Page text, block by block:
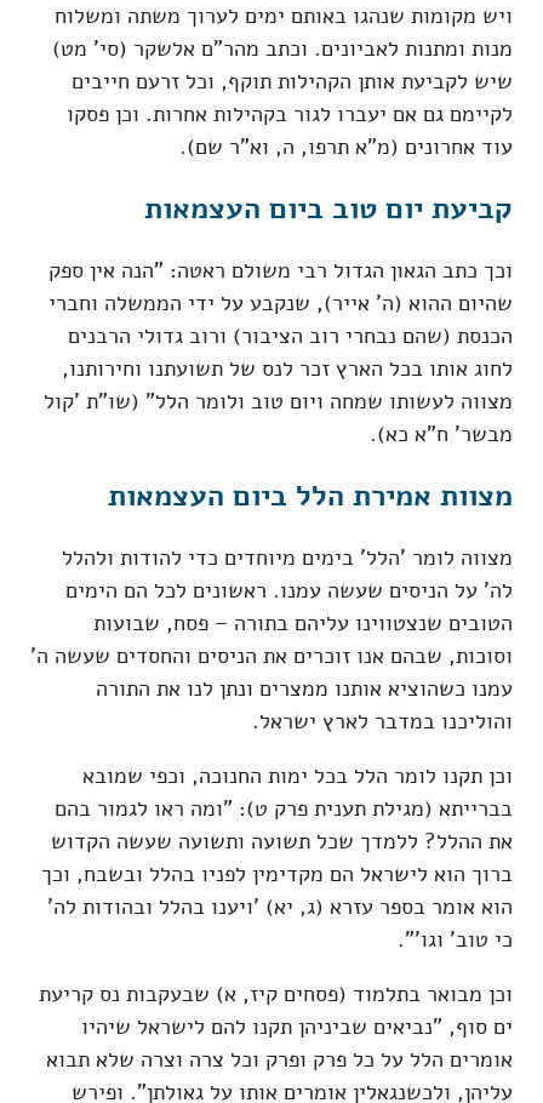
ויש מקומות שנהגו באותם ימים לערוך משתה ומשלוח
מנות ומתנות לאביונים. וכתב מהר"ם אלשקר (סי' מט)
שיש לקביעת אותן הקהילות תוקף, וכל זרעם חייבים
לקיימם גם אם יעברו לגור בקהילות אחרות. וכן פסקו
עוד אחרונים (מ"א תרפו, ה, וא"ר שם).
קביעת יום טוב ביום העצמאות
וכך כתב הגאון הגדול רבי משולם ראטה: "הנה אין ספק
שהיום ההוא (ה' אייר), שנקבע על ידי הממשלה וחברי
הכנסת (שהם נבחרי רוב הציבור) ורוב גדולי הרבנים
לחוג אותו בכל הארץ זכר לנס של תשועתנו וחירותנו,
מצווה לעשותו שמחה ויום טוב ולומר הלל" (שו"ת 'קול
מבשר' ח"א כא).
מצוות אמירת הלל ביום העצמאות
מצווה לומר 'הלל' בימים מיוחדים כדי להודות ולהלל
לה' על הניסים שעשה עמנו. ראשונים לכל הם הימים
הטובים שנצטווינו עליהם בתורה – פסח, שבועות
וסוכות, שבהם אנו זוכרים את הניסים והחסדים שעשה ה'
עמנו כשהוציא אותנו ממצרים ונתן לנו את התורה
והוליכנו במדבר לארץ ישראל.
וכן תקנו לומר הלל בכל ימות החנוכה, וכפי שמובא
בברייתא (מגילת תענית פרק ט): "ומה ראו לגמור בהם
את ההלל? ללמדך שכל תשועה ותשועה שעשה הקדוש
ברוך הוא לישראל הם מקדימין לפניו בהלל ובשבח, וכך
הוא אומר בספר עזרא (ג, יא) 'ויענו בהלל ובהודות לה'
כי טוב' וגו'".
וכן מבואר בתלמוד (פסחים קיז, א) שבעקבות נס קריעת
ים סוף, "נביאים שביניהן תקנו להם לישראל שיהיו
אומרים הלל על כל פרק ופרק וכל צרה וצרה שלא תבוא
עליהן, ולכשנגאלין אומרים אותו על גאולתן". ופירש